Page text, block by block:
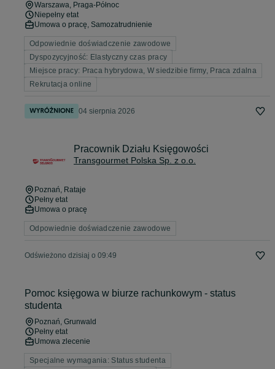
Warszawa, Praga-Północ
Niepełny etat
Umowa o pracę, Samozatrudnienie
Odpowiednie doświadczenie zawodowe
Dyspozycyjność: Elastyczny czas pracy
Miejsce pracy: Praca hybrydowa, W siedzibie firmy, Praca zdalna
Rekrutacja online
04 sierpnia 2026
Pracownik Działu Księgowości
Transgourmet Polska Sp. z o.o.
Poznań, Rataje
Pełny etat
Umowa o pracę
Odpowiednie doświadczenie zawodowe
Odświeżono dzisiaj o 09:49
Pomoc księgowa w biurze rachunkowym - status
studenta
Poznań, Grunwald
Pełny etat
Umowa zlecenie
Specjalne wymagania: Status studenta